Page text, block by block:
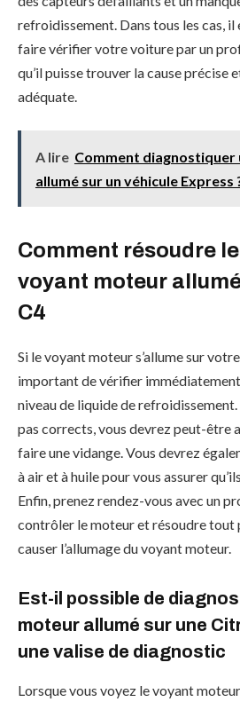
refroidissement. Dans tous les cas,
faire vérifier votre voiture par un
qu’il puisse trouver la cause précise
adéquate.
A lire Comment
allumé sur un véhicule Express
Comment résoudre
voyant moteur
C4
Si le voyant moteur s’allume sur
important de vérifier immédiatement
niveau de liquide de refroidissement.
pas corrects, vous devrez peut-être
faire une vidange. Vous devrez
à air et à huile pour vous assurer
Enfin, prenez rendez-vous avec un
contrôler le moteur et résoudre
causer l’allumage du voyant moteur.
Est-il possible de
moteur allumé sur une
une valise de diagnostic
Lorsque vous voyez le voyant